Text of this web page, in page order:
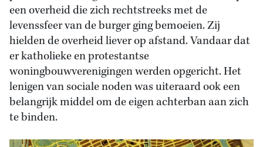
een overheid die zich rechtstreeks met de
levenssfeer van de burger ging bemoeien. Zij
hielden de overheid liever op afstand. Vandaar dat
er katholieke en protestantse
woningbouwverenigingen werden opgericht. Het
lenigen van sociale noden was uiteraard ook een
belangrijk middel om de eigen achterban aan zich
te binden.